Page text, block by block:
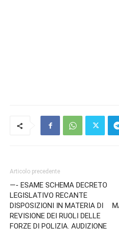
Articolo precedente
—- ESAME SCHEMA DECRETO
LEGISLATIVO RECANTE
DISPOSIZIONI IN MATERIA DI
REVISIONE DEI RUOLI DELLE
FORZE DI POLIZIA. AUDIZIONE